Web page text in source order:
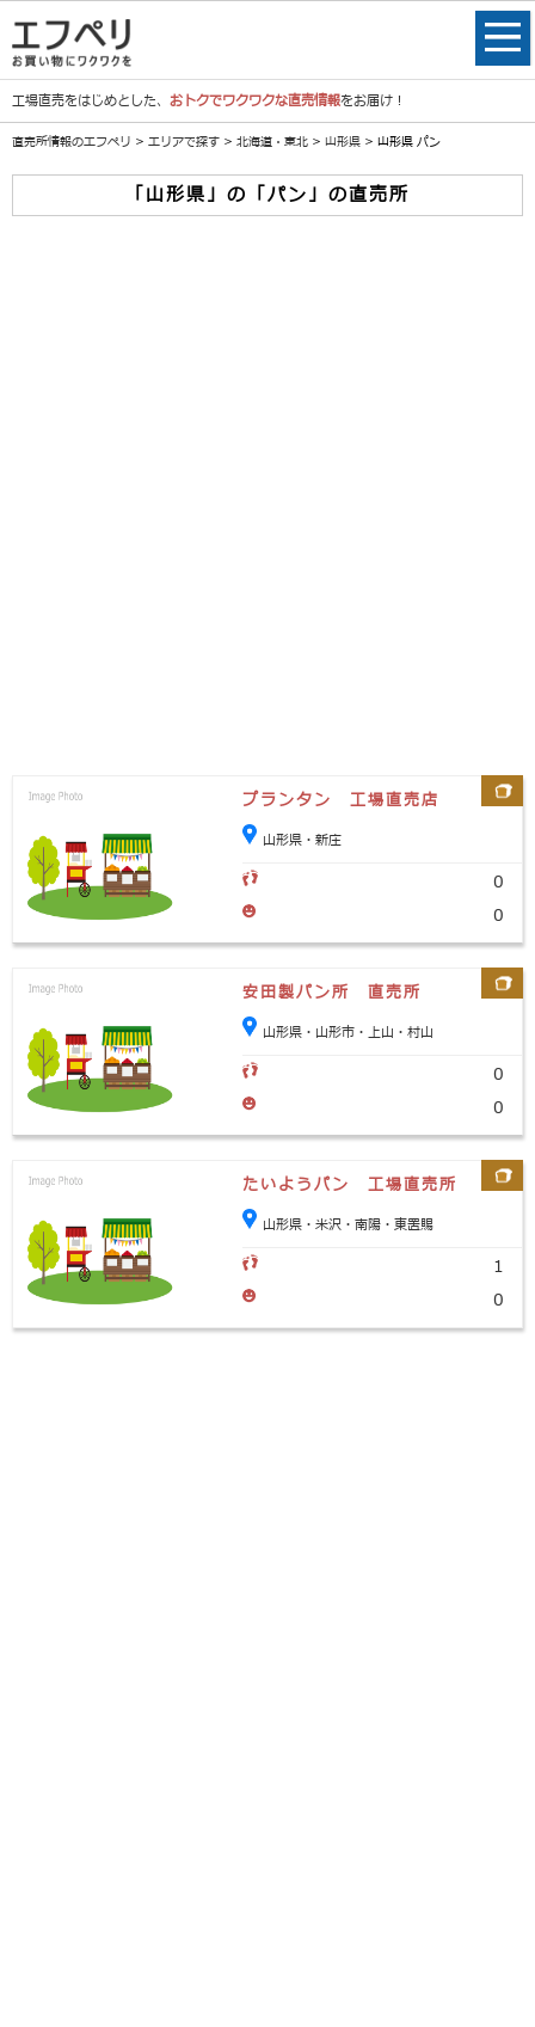
工場直売をはじめとした、 おトクでワクワクな直売情報をお届け！
直売所情報のエフペリ > エリアで探す > 北海道・東北 > 山形県 > 山形県 パン
「山形県」の「パン」の直売所
プランタン 工場直売店
山形県・新庄
0
0
安田製パン所 直売所
山形県・山形市・上山・村山
0
0
たいようパン 工場直売所
山形県・米沢・南陽・東置賜
1
0